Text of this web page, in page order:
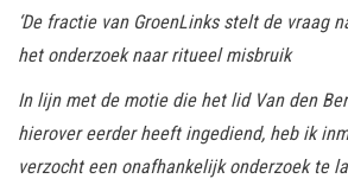
‘De fractie van GroenLinks stelt de vraag
het onderzoek naar ritueel misbruik
In lijn met de motie die het lid Van den
hierover eerder heeft ingediend, heb ik
verzocht een onafhankelijk onderzoek te